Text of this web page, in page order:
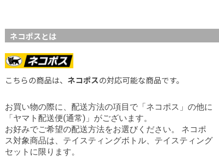
ネコポスとは
こちらの商品は、 ネコポスの対応可能な商品です。
お買い物の際に、配送方法の項目で「ネコポス」の他に
「ヤマト配送便(通常)」がございます。
お好みでご希望の配送方法をお選びください。 ネコポ
ス対象商品は、テイスティングボトル、テイスティング
セットに限ります。